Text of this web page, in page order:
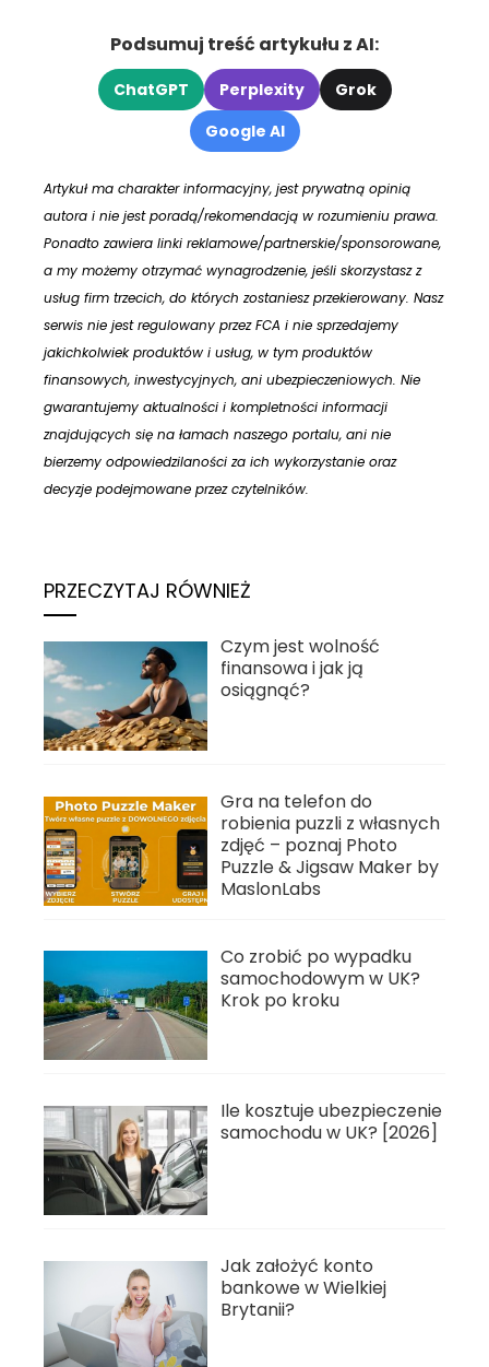
Podsumuj treść artykułu z AI:
ChatGPT Perplexity
Grok
Google AI
Artykuł ma charakter informacyjny, jest prywatną opinią
autora i nie jest poradą/rekomendacją w rozumieniu prawa.
Ponadto zawiera linki reklamowe/partnerskie/sponsorowane,
a my możemy otrzymać wynagrodzenie, jeśli skorzystasz z
usług firm trzecich, do których zostaniesz przekierowany. Nasz
serwis nie jest regulowany przez FCA i nie sprzedajemy
jakichkolwiek produktów i usług, w tym produktów
finansowych, inwestycyjnych, ani ubezpieczeniowych. Nie
gwarantujemy aktualności i kompletności informacji
znajdujących się na łamach naszego portalu, ani nie
bierzemy odpowiedzilaności za ich wykorzystanie oraz
decyzje podejmowane przez czytelników.
PRZECZYTAJ RÓWNIEŻ
Czym jest wolność
finansowa i jak ją
osiągnąć?
Gra na telefon do
robienia puzzli z własnych
zdjęć – poznaj Photo
Puzzle & Jigsaw Maker by
MaslonLabs
Co zrobić po wypadku
samochodowym w UK?
Krok po kroku
Ile kosztuje ubezpieczenie
samochodu w UK? [2026]
Jak założyć konto
bankowe w Wielkiej
Brytanii?